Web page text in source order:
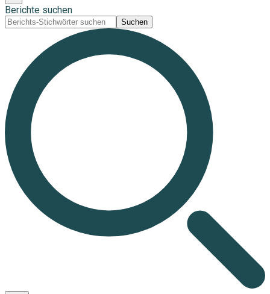
Berichte suchen
Suchen